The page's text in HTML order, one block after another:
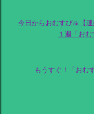
今日からおむすび🍙【
１週「おむ
もうすぐ！「おむ